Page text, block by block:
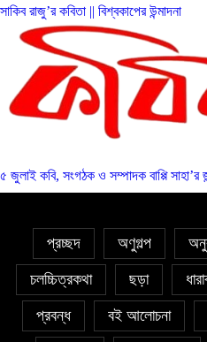
সাকিব রাজু’র কবিতা || বিশ্বকাপের উন্মাদনা
৫ জুলাই কবি, সংগঠক ও সম্পাদক বাপ্পি সাহা’র
প্রচ্ছদ অণুগল্প
চলচ্চিত্রকথা ছড়া
প্রবন্ধ বই আলোচনা